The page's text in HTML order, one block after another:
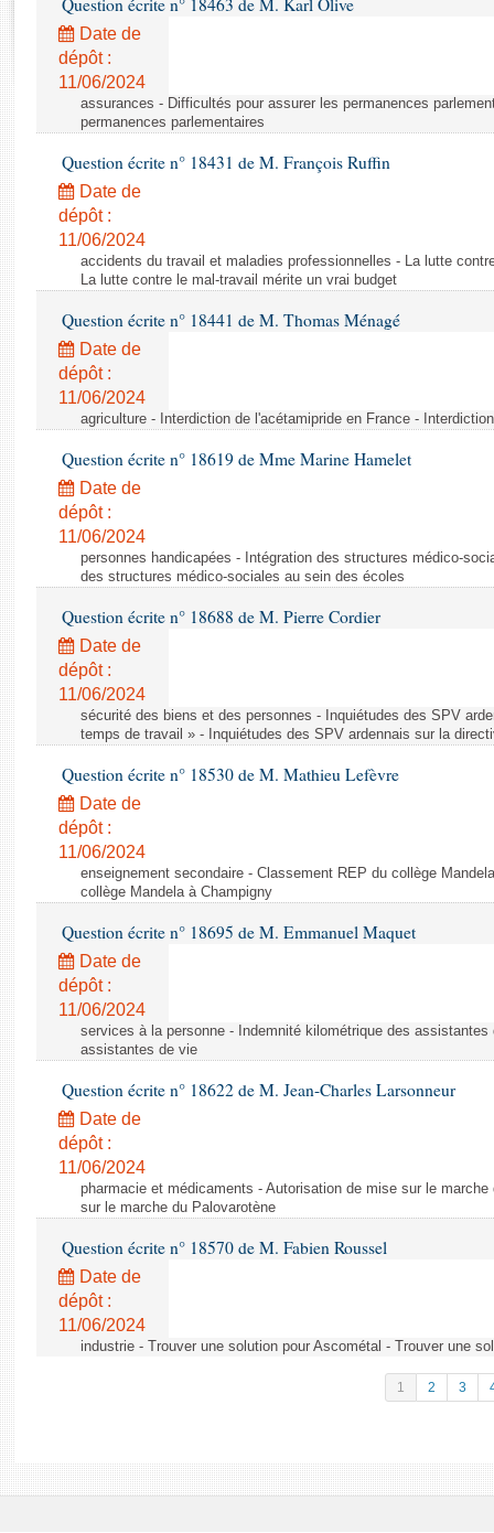
Rapports d'enquête
Rapports législatifs
Rapports sur l'application des lois
Baromètre de l’application des lois
Budget et sécurité sociale
Questions écrites et orales
Comptes rendus des débats
Question écrite n° 18463 de M. Karl Olive
Date de
dépôt :
11/06/2024
assurances - Difficultés pour assurer les permanences
permanences parlementaires
Question écrite n° 18431 de M. François Ruffin
Date de
dépôt :
11/06/2024
accidents du travail et maladies professionnelles - La lutte
La lutte contre le mal-travail mérite un vrai budget
Question écrite n° 18441 de M. Thomas Ménagé
Date de
dépôt :
11/06/2024
agriculture - Interdiction de l'acétamipride en France -
Question écrite n° 18619 de Mme Marine Hamelet
Date de
dépôt :
11/06/2024
personnes handicapées - Intégration des structures médico-
des structures médico-sociales au sein des écoles
Question écrite n° 18688 de M. Pierre Cordier
Date de
dépôt :
11/06/2024
sécurité des biens et des personnes - Inquiétudes des SPV
temps de travail » - Inquiétudes des SPV ardennais sur la
Question écrite n° 18530 de M. Mathieu Lefèvre
Date de
dépôt :
11/06/2024
enseignement secondaire - Classement REP du collège
collège Mandela à Champigny
Question écrite n° 18695 de M. Emmanuel Maquet
Date de
dépôt :
11/06/2024
services à la personne - Indemnité kilométrique des
assistantes de vie
Question écrite n° 18622 de M. Jean-Charles Larsonneur
Date de
dépôt :
11/06/2024
pharmacie et médicaments - Autorisation de mise sur le
sur le marche du Palovarotène
Question écrite n° 18570 de M. Fabien Roussel
Date de
dépôt :
11/06/2024
industrie - Trouver une solution pour Ascométal - Trouver une
1 2 3